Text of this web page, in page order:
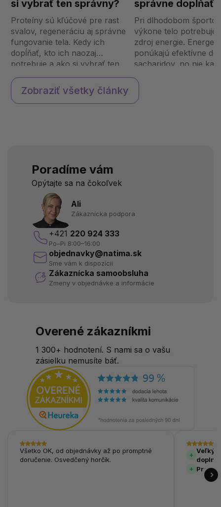
si vybrať ten správny?
Proteíny sú kľúčové pre rast
svalov, regeneráciu aj správne
fungovanie tela. Kedy ich
dopĺňať, kto ich naozaj
potrebuje a ako si vybrať ten
správny typ? Výber môže byť
zložitý, ak nepoznáte svoje
ciele a potreby. Čo sú proteíny
správne dopĺňať
energiu pri
Pri dlhodobom
výkone telo potrebuje
zdroj energie.
ponúkajú efektívne
sacharidov, no nie
dávkovať, aby
a nevyvolali tráviace
Zobraziť všetky články
Poradíme vám
Opýtajte sa na čokoľvek
Ali
Zákaznícka podpora
+421 220 924 333
Po–Pi 8:00–16:00
objednavky@natima.sk
Sme vám k dispozícii
Zákaznícka samoobsluha
Zmeny v objednávke a informácie
Overené zákazníkmi
1 300+ hodnotení. S nami sa o vašu
zásielku nemusíte báť.
Všetko OK, od objednávky až po promptné
doručenie. Osvedčený horčík.
Veľký